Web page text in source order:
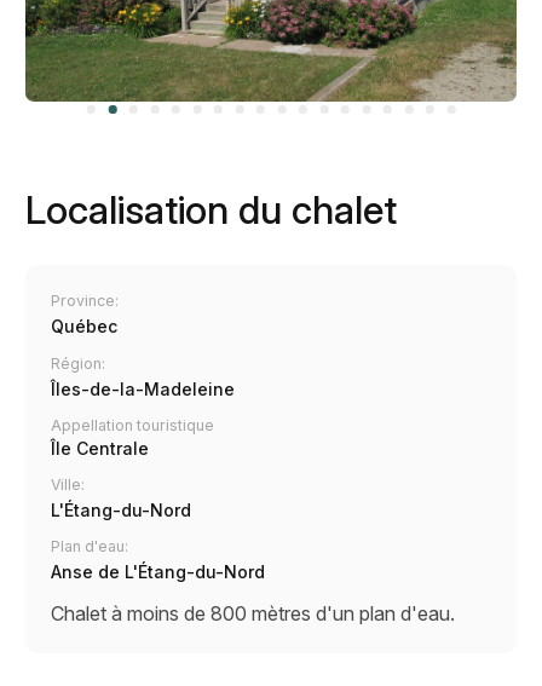
Localisation du chalet
Province:
Québec
Région:
Îles-de-la-Madeleine
Appellation touristique
Île Centrale
Ville:
L'Étang-du-Nord
Plan d'eau:
Anse de L'Étang-du-Nord
Chalet à moins de 800 mètres d'un plan d'eau.